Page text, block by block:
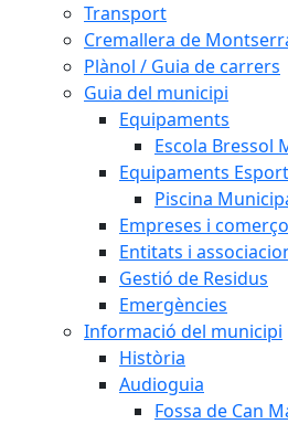
Transport
Cremallera de
Plànol / Guia de carrers
Guia del municipi
Equipaments
Escola Bressol
Equipaments
Piscina
Empreses i
Entitats i
Gestió de Residus
Emergències
Informació del municipi
Història
Audioguia
Fossa de Can